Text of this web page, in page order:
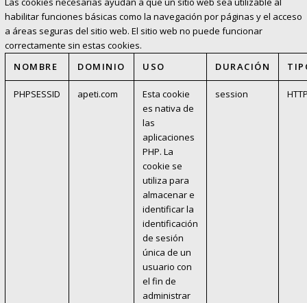
habilitar funciones básicas como la navegación por páginas y el acceso
a áreas seguras del sitio web. El sitio web no puede funcionar
correctamente sin estas cookies.
NOMBRE
DOMINIO USO DURACIÓN
PHPSESSID apeti.com
Esta cookie
es nativa de
las
aplicaciones
PHP. La
cookie se
utiliza para
almacenar e
identificar la
identificación
de sesión
única de un
usuario con
el fin de
administrar
session